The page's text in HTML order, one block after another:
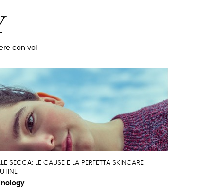
con voi
SECCA: LE CAUSE E LA PERFETTA SKINCARE